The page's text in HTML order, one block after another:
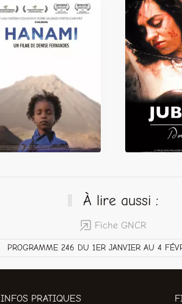
À lire aussi :
Fiche GNCR
PROGRAMME 246 DU 1ER JANVIER AU 4
INFOS PRATIQUES